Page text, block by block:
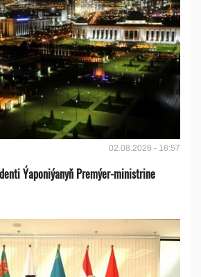
02.08.2026 - 16:57
Ýaponiýanyň Premýer-ministrine